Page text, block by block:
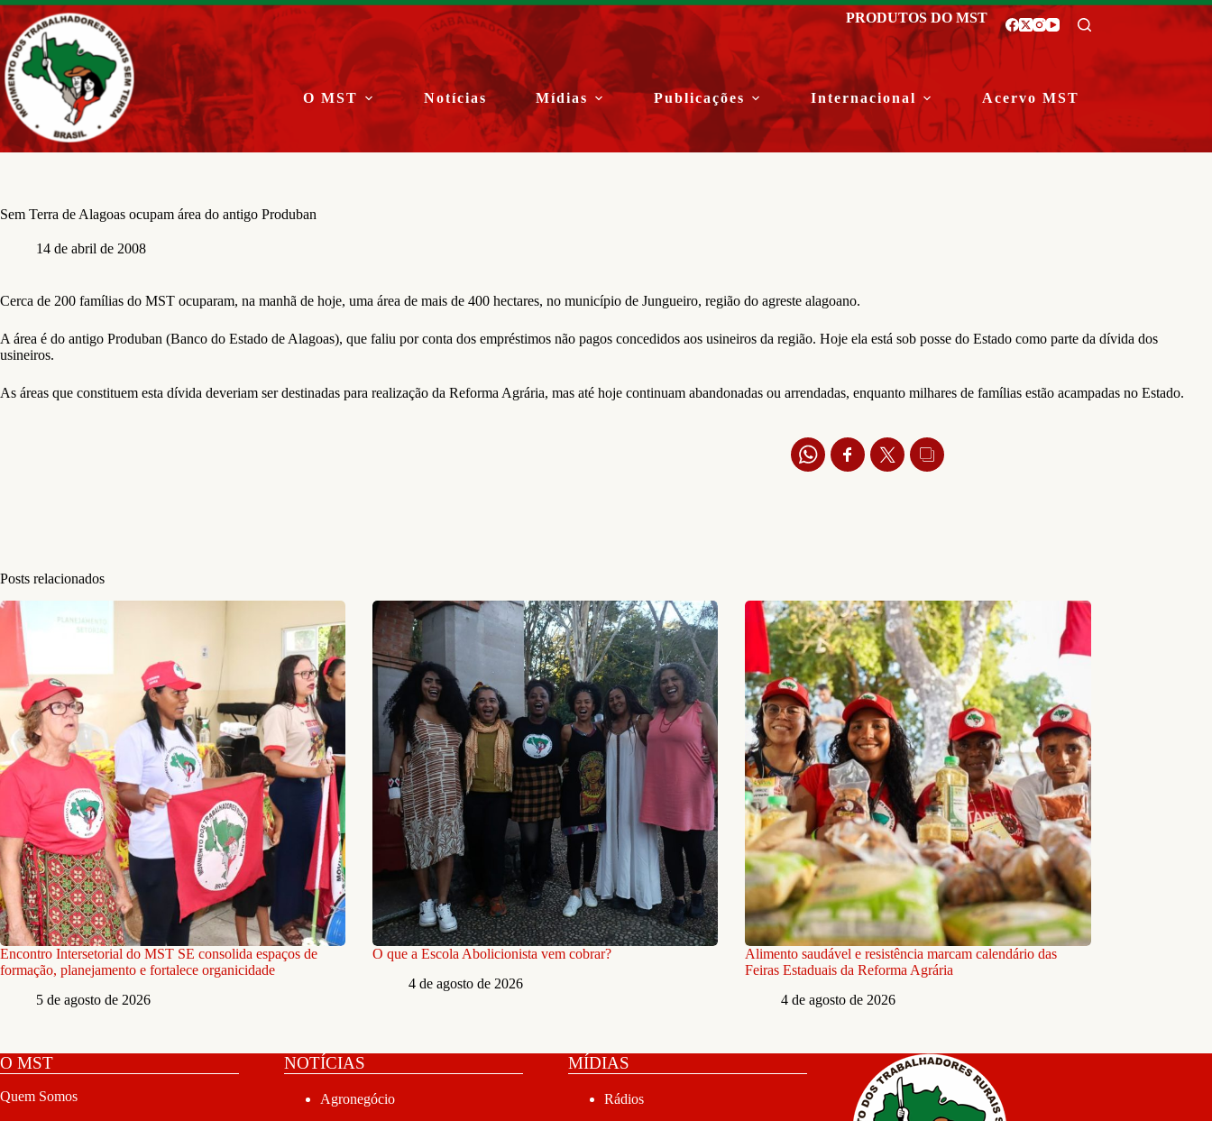
Pular
para
o
conteúdo
PRODUTOS DO MST
O MST Notícias Mídias Publicações Internacional Acervo MST
Sem Terra de Alagoas ocupam área do antigo Produban
14 de abril de 2008
Cerca de 200 famílias do MST ocuparam, na manhã de hoje, uma área de mais de 400 hectares, no município de Jungueiro, região do agreste alagoano.
A área é do antigo Produban (Banco do Estado de Alagoas), que faliu por conta dos empréstimos não pagos concedidos aos usineiros da região. Hoje ela está sob posse do Estado como parte da dívida dos
usineiros.
As áreas que constituem esta dívida deveriam ser destinadas para realização da Reforma Agrária, mas até hoje continuam abandonadas ou arrendadas, enquanto milhares de famílias estão acampadas no Estado.
Posts relacionados
Encontro Intersetorial do MST SE consolida espaços de
formação, planejamento e fortalece organicidade
5 de agosto de 2026
O que a Escola Abolicionista vem cobrar?
4 de agosto de 2026
Alimento saudável e resistência marcam calendário das
Feiras Estaduais da Reforma Agrária
4 de agosto de 2026
O MST
Quem Somos
NOTÍCIAS
Agronegócio
MÍDIAS
Rádios